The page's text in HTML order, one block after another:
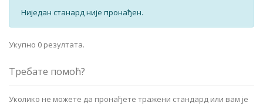
Ниједан станард није пронађен.
Укупно 0 резултата.
Требате помоћ?
Уколико не можете да пронађете тражени стандард или вам је